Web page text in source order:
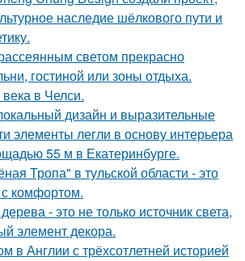
наследие шёлкового пути и
светом прекрасно
гостиной или зоны отдыха.
в Челси.
дизайн и выразительные
элементы легли в основу интерьера
55 м в Екатеринбурге.
Тропа" в тульской области - это
комфортом.
- это не только источник света,
элемент декора.
в Англии с трёхсотлетней историей